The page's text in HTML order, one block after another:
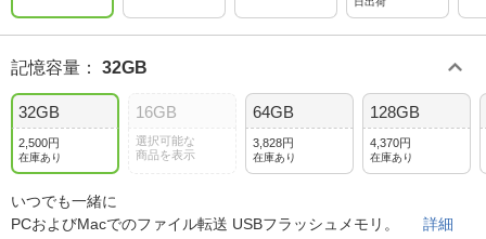
記憶容量 ： 32GB
32GB
2,500円
在庫あり
16GB
選択可能な
商品を表示
64GB
3,828円
在庫あり
128GB
4,370円
在庫あり
いつでも一緒に
PCおよびMacでのファイル転送 USBフラッシュメモリ。 詳細